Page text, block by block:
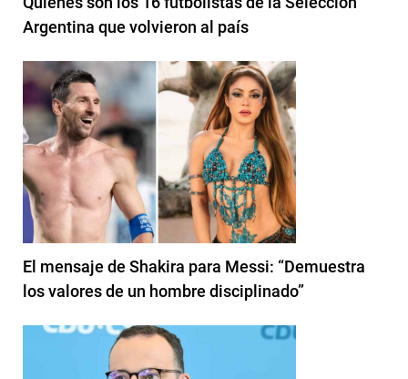
Argentina que volvieron al país
El mensaje de Shakira para Messi: “Demuestra
los valores de un hombre disciplinado”